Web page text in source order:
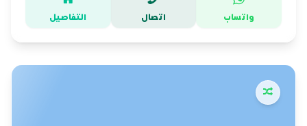
واتساب اتصال التفاصيل